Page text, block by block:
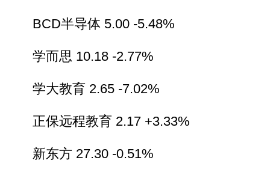
BCD半导体 5.00 -5.48%
学而思 10.18 -2.77%
学大教育 2.65 -7.02%
正保远程教育 2.17 +3.33%
新东方 27.30 -0.51%